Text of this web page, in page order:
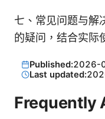
七、常见问题与解
的疑问，结合实际
Published:2026-
Last updated:
Frequently